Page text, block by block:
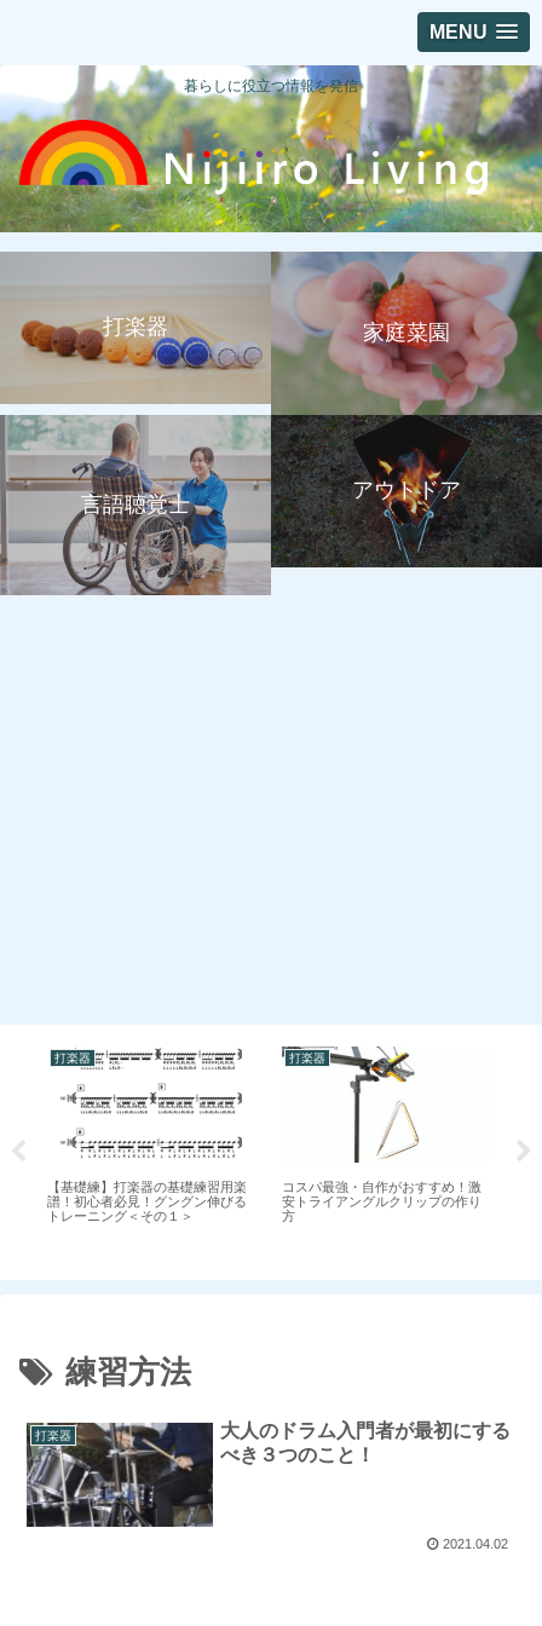
MENU
暮らしに役立つ情報を発信
打楽器 家庭菜園
言語聴覚士
アウトドア
打楽器
【基礎練】打楽器の基礎練習用楽
譜！初心者必見！グングン伸びる
トレーニング＜その１＞
打楽器
コスパ最強・自作がおすすめ！激
安トライアングルクリップの作り
方
練習方法
打楽器
大人のドラム入門者が最初にする
べき３つのこと！
2021.04.02